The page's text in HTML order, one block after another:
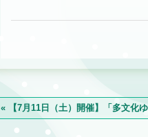
« 【7月11日（土）開催】「多文化